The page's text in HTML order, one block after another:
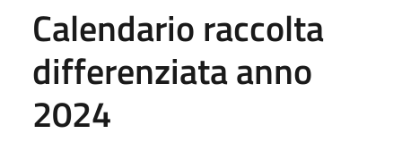
Calendario raccolta
differenziata anno
2024